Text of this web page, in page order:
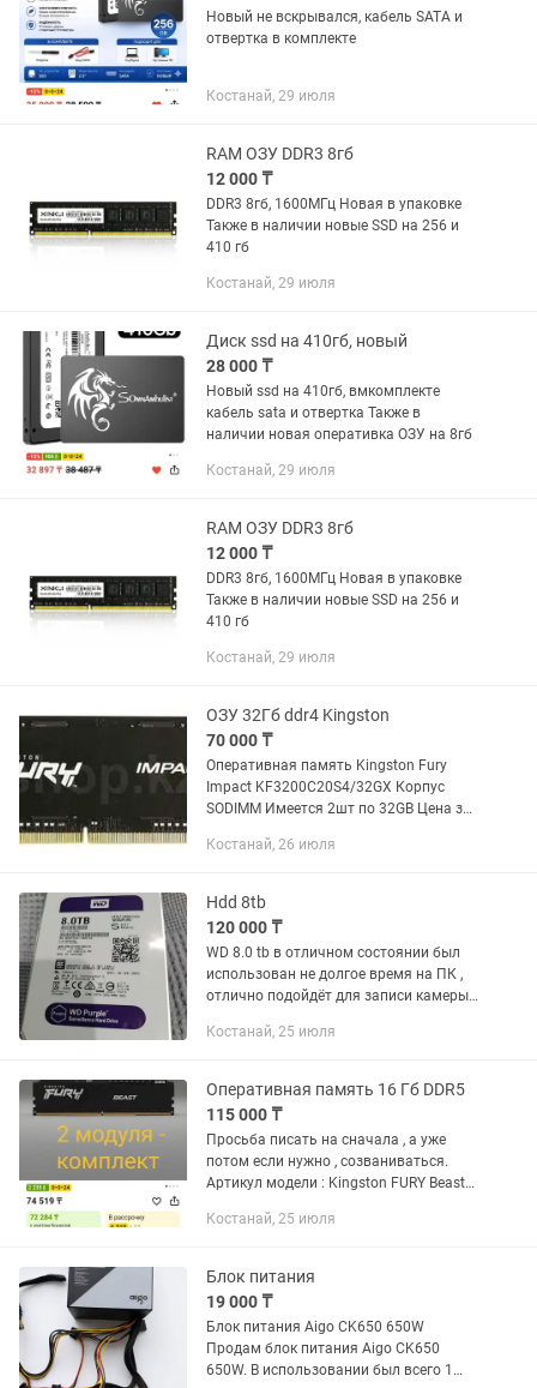
Новый не вскрывался, кабель SATA и
отвертка в комплекте
Костанай, 29 июля
RAM ОЗУ DDR3 8гб
12 000 ₸
DDR3 8гб, 1600МГц Новая в упаковке
Также в наличии новые SSD на 256 и
410 гб
Костанай, 29 июля
Диск ssd на 410гб, новый
28 000 ₸
Новый ssd на 410гб, вмкомплекте
кабель sata и отвертка Также в
наличии новая оперативка ОЗУ на 8гб
Костанай, 29 июля
RAM ОЗУ DDR3 8гб
12 000 ₸
DDR3 8гб, 1600МГц Новая в упаковке
Также в наличии новые SSD на 256 и
410 гб
Костанай, 29 июля
ОЗУ 32Гб ddr4 Kingston
70 000 ₸
Оперативная память Kingston Fury
Impact KF3200C20S4/32GX Корпус
SODIMM Имеется 2шт по 32GB Цена за
Костанай, 26 июля
Hdd 8tb
120 000 ₸
WD 8.0 tb в отличном состоянии был
использован не долгое время на ПК ,
отлично подойдёт для записи камеры
Костанай, 25 июля
Оперативная память 16 Гб DDR5
115 000 ₸
Просьба писать на сначала , а уже
потом если нужно , созваниваться.
Артикул модели : Kingston FURY Beast
плашки по 8 гигабайт, цену в каспи
Костанай, 25 июля
Блок питания
19 000 ₸
Блок питания Aigo CK650 650W
Продам блок питания Aigo CK650
650W. В использовании был всего 1